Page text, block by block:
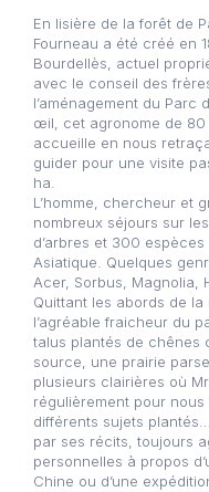
En lisière de la forêt de
Fourneau a été créé en
Bourdellès, actuel
avec le conseil des
l’aménagement du Parc
œil, cet agronome de 80
accueille en nous
guider pour une visite
ha.
L’homme, chercheur et
nombreux séjours sur
d’arbres et 300 espèces
Asiatique. Quelques
Acer, Sorbus, Magnolia,
Quittant les abords de
l’agréable fraicheur du
talus plantés de chênes
source, une prairie
plusieurs clairières où
régulièrement pour nous
différents sujets
par ses récits, toujours
personnelles à propos
Chine ou d’une